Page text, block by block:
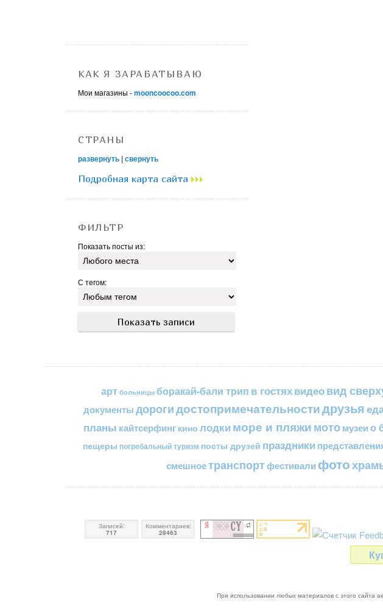
КАК Я ЗАРАБАТЫВАЮ
Мои магазины -mooncoocoo.com
СТРАНЫ
развернуть | свернуть
Подробная карта сайта
ФИЛЬТР
Показать посты из:
С тегом:
арт больницы боракай-бали трип в гостяхвидеовид
документыдорогидостопримечательностидрузья
планы кайтсерфинг кино лодкиморе и пляжимото музеи о
пещеры погребальный туризм посты друзей праздники
смешноетранспортфестивали фото
Записей:
717
Комментариев:
28463
При использовании любых материалов с этого сайта